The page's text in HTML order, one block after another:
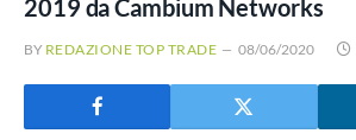
2019 da Cambium Networks
BY REDAZIONE TOP TRADE 08/06/2020